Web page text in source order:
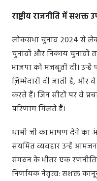
राष्ट्रीय राजनीति में सशक्त
लोकसभा चुनाव 2024 से
चुनावों और निकाय चुनावों
भाजपा को मजबूती दी। उन्हें
ज़िम्मेदारी दी जाती है, और
करते हैं। जिन सीटों पर वे
परिणाम मिलते हैं।
धामी जी का भाषण देने का
संयमित व्यवहार उन्हें
संगठन के भीतर एक
निर्णायक नेतृत्व: सशक्त